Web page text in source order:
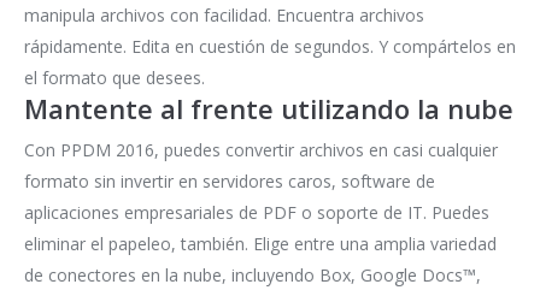
manipula archivos con facilidad. Encuentra archivos
rápidamente. Edita en cuestión de segundos. Y compártelos en
el formato que desees.
Mantente al frente utilizando la nube
Con PPDM 2016, puedes convertir archivos en casi cualquier
formato sin invertir en servidores caros, software de
aplicaciones empresariales de PDF o soporte de IT. Puedes
eliminar el papeleo, también. Elige entre una amplia variedad
de conectores en la nube, incluyendo Box, Google Docs™,